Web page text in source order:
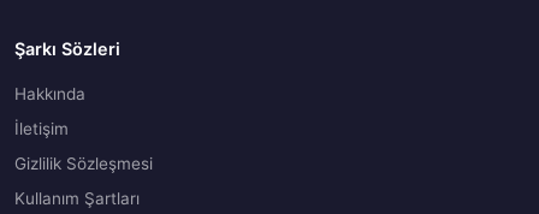
Şarkı Sözleri
Hakkında
İletişim
Gizlilik Sözleşmesi
Kullanım Şartları